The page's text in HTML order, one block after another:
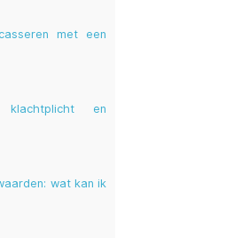
met een
klachtplicht en
wat kan ik